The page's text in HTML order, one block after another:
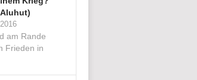
am Rande
Frieden in